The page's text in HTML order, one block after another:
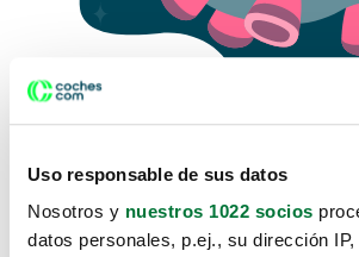
Uso responsable de sus datos
Nosotros y nuestros 1022 socios
datos personales, p.ej., su dirección